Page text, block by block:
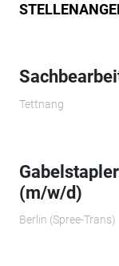
Tettnang
(m/w/d)
Berlin (Spree-Trans)